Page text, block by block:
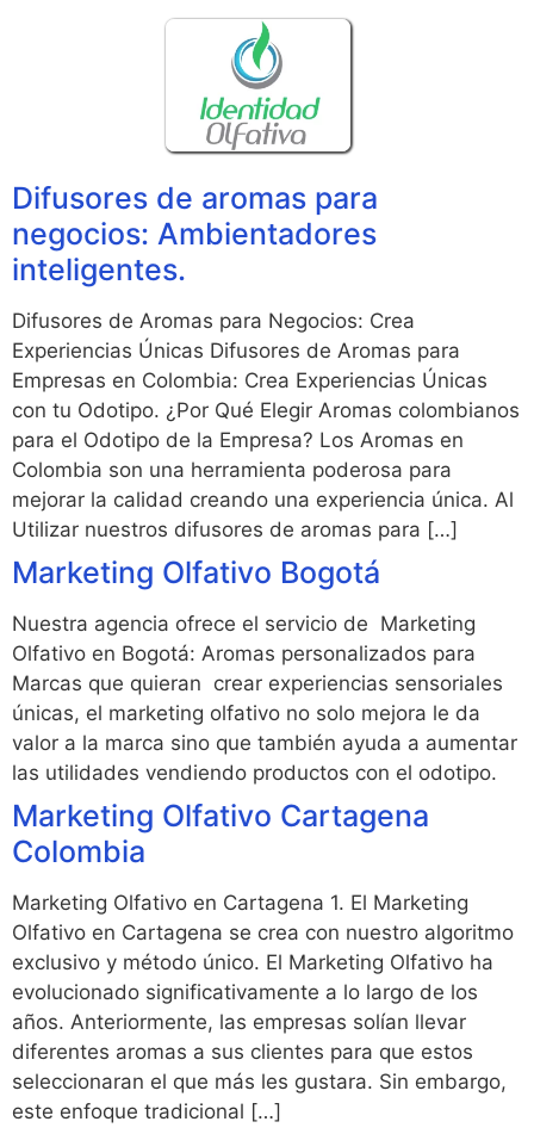
Difusores de aromas para
negocios: Ambientadores
inteligentes.
Difusores de Aromas para Negocios: Crea
Experiencias Únicas Difusores de Aromas para
Empresas en Colombia: Crea Experiencias Únicas
con tu Odotipo. ¿Por Qué Elegir Aromas colombianos
para el Odotipo de la Empresa? Los Aromas en
Colombia son una herramienta poderosa para
mejorar la calidad creando una experiencia única. Al
Utilizar nuestros difusores de aromas para […]
Marketing Olfativo Bogotá
Nuestra agencia ofrece el servicio de Marketing
Olfativo en Bogotá: Aromas personalizados para
Marcas que quieran crear experiencias sensoriales
únicas, el marketing olfativo no solo mejora le da
valor a la marca sino que también ayuda a aumentar
las utilidades vendiendo productos con el odotipo.
Marketing Olfativo Cartagena
Colombia
Marketing Olfativo en Cartagena 1. El Marketing
Olfativo en Cartagena se crea con nuestro algoritmo
exclusivo y método único. El Marketing Olfativo ha
evolucionado significativamente a lo largo de los
años. Anteriormente, las empresas solían llevar
diferentes aromas a sus clientes para que estos
seleccionaran el que más les gustara. Sin embargo,
este enfoque tradicional […]